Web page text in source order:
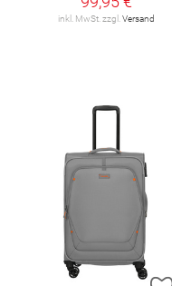
inkl. MwSt. zzgl. Versand